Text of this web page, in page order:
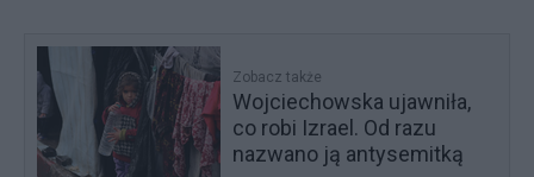
Zobacz także
Wojciechowska ujawniła,
co robi Izrael. Od razu
nazwano ją antysemitką